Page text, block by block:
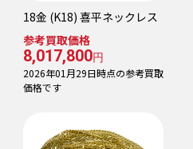
18金 (K18) 喜平ネックレス
参考買取価格
8,017,800円
2026年01月29日時点の参考買取
価格です